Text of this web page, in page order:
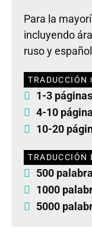
Para la
incluyendo
ruso y
TRADUCCIÓN
1-3
4-10
10-20
TRADUCCIÓN
500
1000
5000